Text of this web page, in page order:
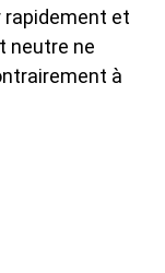
rapidement et
neutre ne
à